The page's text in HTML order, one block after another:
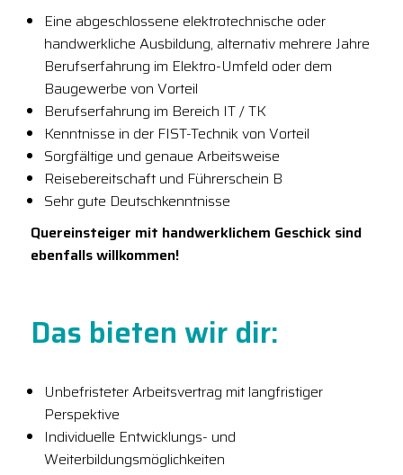
Eine abgeschlossene elektrotechnische oder
handwerkliche Ausbildung, alternativ mehrere Jahre
Berufserfahrung im Elektro-Umfeld oder dem
Baugewerbe von Vorteil
Berufserfahrung im Bereich IT / TK
Kenntnisse in der FIST-Technik von Vorteil
Sorgfältige und genaue Arbeitsweise
Reisebereitschaft und Führerschein B
Sehr gute Deutschkenntnisse
Quereinsteiger mit handwerklichem Geschick sind
ebenfalls willkommen!
Das bieten wir dir:
Unbefristeter Arbeitsvertrag mit ​​langfristiger
Perspektive
Individuelle Entwicklungs- und
Weiterbildungsmöglichkeiten